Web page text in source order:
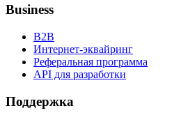
Business
B2B
Интернет-эквайринг
Реферальная программа
API для разработки
Поддержка